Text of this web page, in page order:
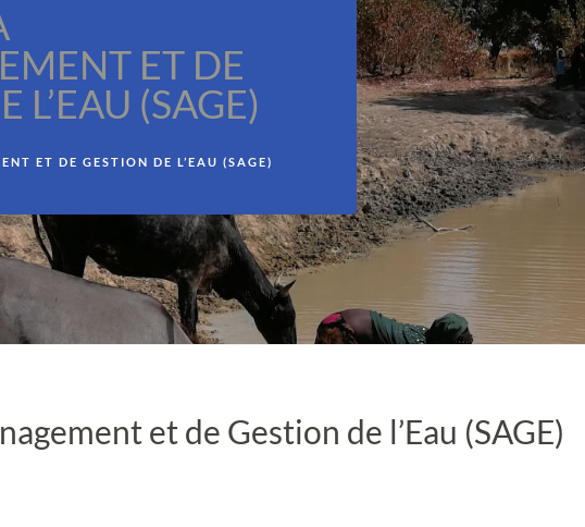
ET DE
L’EAU (SAGE)
ET DE GESTION DE L’EAU (SAGE)
et de Gestion de l’Eau (SAGE)